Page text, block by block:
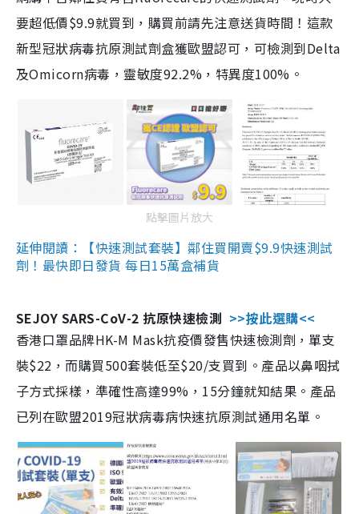
要超低價$9.9就買到，購買前請先注意送貨時間！這款
新型冠狀病毒抗原測試劑盒獲歐盟認可，可檢測到Delta
及Omicorn病毒，靈敏度92.2%，特異度100%。
點擊圖片放大
延伸閱讀：【快速測試套裝】鄰住買開賣$9.9快速測試
劑！最快即日發貨 每日15萬盒補貨
SEJOY SARS-CoV-2 抗原快速檢測 >>按此選購<<
香港口罩品牌HK-M Mask抗疫價發售快速檢測劑，單支
裝$22，而購買500套裝低至$20/支買到。產品以鼻咽拭
子方式採樣，準確性高達99%，15分鐘就知結果。產品
已列在歐盟2019冠狀病毒病快速抗原測試通用名單。